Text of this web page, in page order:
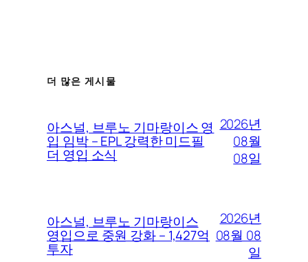
더 많은 게시물
아스널, 브루노 기마랑이스 영
입 임박 – EPL 강력한 미드필
더 영입 소식
2026년
08월
08일
아스널, 브루노 기마랑이스
영입으로 중원 강화 – 1,427억
투자
2026년
08월 08
일